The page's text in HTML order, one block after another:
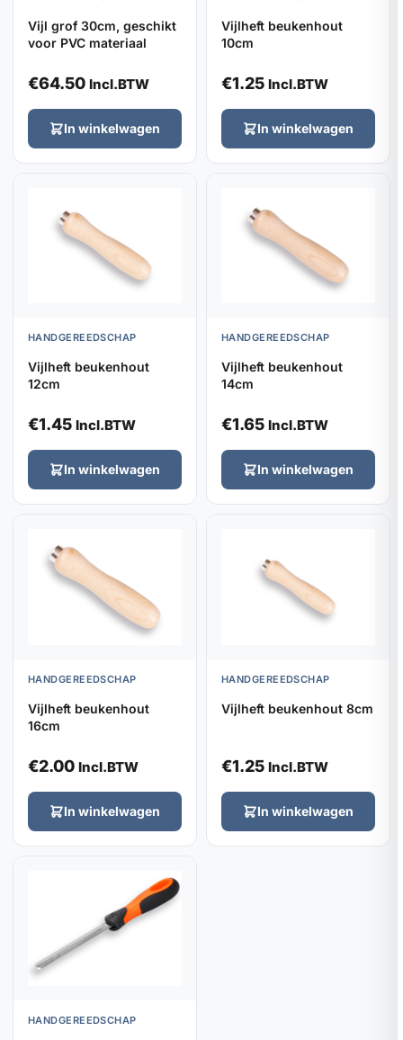
Vijl grof 30cm, geschikt
voor PVC materiaal
€64.50 Incl.BTW
In winkelwagen
Vijlheft beukenhout
10cm
€1.25 Incl.BTW
In winkelwagen
HANDGEREEDSCHAP
Vijlheft beukenhout
12cm
€1.45 Incl.BTW
In winkelwagen
HANDGEREEDSCHAP
Vijlheft beukenhout
14cm
€1.65 Incl.BTW
In winkelwagen
HANDGEREEDSCHAP
Vijlheft beukenhout
16cm
€2.00 Incl.BTW
In winkelwagen
HANDGEREEDSCHAP
Vijlheft beukenhout 8cm
€1.25 Incl.BTW
In winkelwagen
HANDGEREEDSCHAP